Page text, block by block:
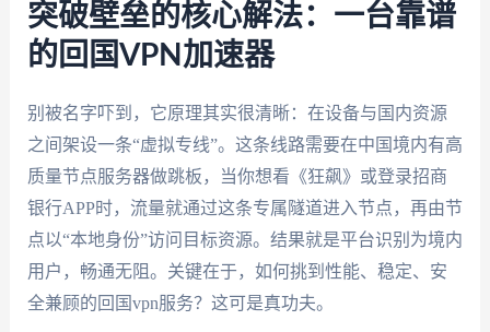
突破壁垒的核心解法：一台靠谱
的回国VPN加速器
别被名字吓到，它原理其实很清晰：在设备与国内资源
之间架设一条“虚拟专线”。这条线路需要在中国境内有高
质量节点服务器做跳板，当你想看《狂飙》或登录招商
银行APP时，流量就通过这条专属隧道进入节点，再由节
点以“本地身份”访问目标资源。结果就是平台识别为境内
用户，畅通无阻。关键在于，如何挑到性能、稳定、安
全兼顾的回国vpn服务？这可是真功夫。